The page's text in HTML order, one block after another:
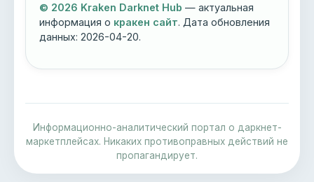
© 2026 Kraken Darknet Hub — актуальная
информация о кракен сайт. Дата обновления
данных:2026-04-20.
Информационно-аналитический портал о даркнет-
маркетплейсах. Никаких противоправных действий не
пропагандирует.